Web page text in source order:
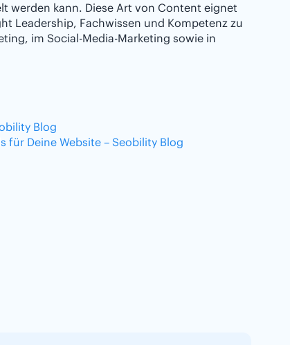
werden kann. Diese Art von Content eignet
Leadership, Fachwissen und Kompetenz zu
im Social-Media-Marketing sowie in
Blog
für Deine Website – Seobility Blog